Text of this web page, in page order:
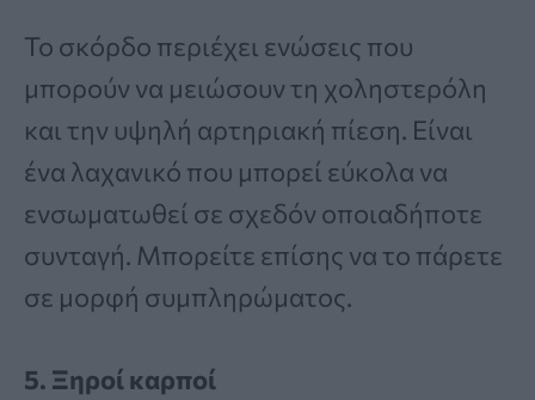
Το σκόρδο περιέχει ενώσεις που
μπορούν να μειώσουν τη χοληστερόλη
και την υψηλή αρτηριακή πίεση. Είναι
ένα λαχανικό που μπορεί εύκολα να
ενσωματωθεί σε σχεδόν οποιαδήποτε
συνταγή. Μπορείτε επίσης να το πάρετε
σε μορφή συμπληρώματος.
5. Ξηροί καρποί